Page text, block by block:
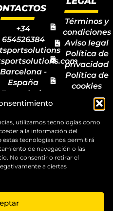
utilizamos tecnologías como
a la información del
tecnologías nos permitirá
de navegación o las
No consentir o retirar el
a ciertas
+34
654526384
Barcelona -
España
Formulario
contacto
Términos y
condiciones
Aviso legal
Política de
privacidad
Política de
cookies
Mapa del